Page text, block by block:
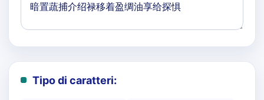
Tipo di caratteri: